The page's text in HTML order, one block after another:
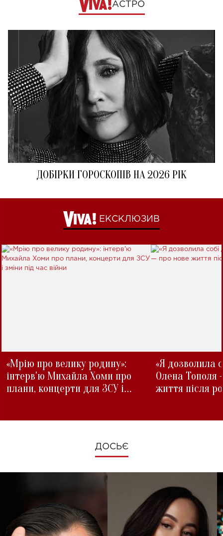
АСТРО
ДОБІРКИ ГОРОСКОПІВ НА 2026 РІК
ЕКСКЛЮЗИВ
«Мрію про велику родину»:
інтерв'ю Михайла Хоми про
плани, концерти для ЗСУ і
«Я дозволила
Олена Тополя
життя після
ДОСЬЄ